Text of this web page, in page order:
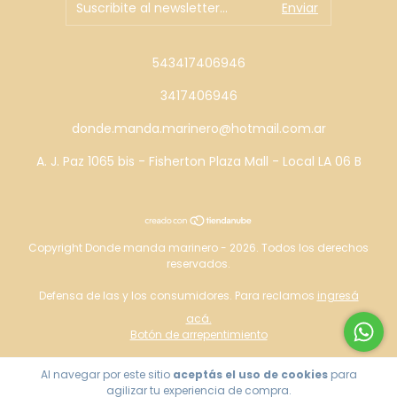
Al navegar por este sitio aceptás el uso de cookiespara
agilizar tu experiencia de compra.
543417406946
3417406946
donde.manda.marinero@hotmail.com.ar
A. J. Paz 1065 bis - Fisherton Plaza Mall - Local LA 06 B
Copyright Donde manda marinero - 2026. Todos los derechos
reservados.
Defensa de las y los consumidores. Para reclamos ingresá
acá.
Botón de arrepentimiento